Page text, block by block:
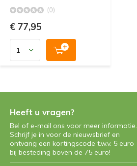
(0)
€ 77,95
Heeft u vragen?
Bel of e-mail ons voor meer informatie.
Schrijf je in voor de nieuwsbrief en
ontvang een kortingscode t.w.v. 5 euro
bij besteding boven de 75 euro!